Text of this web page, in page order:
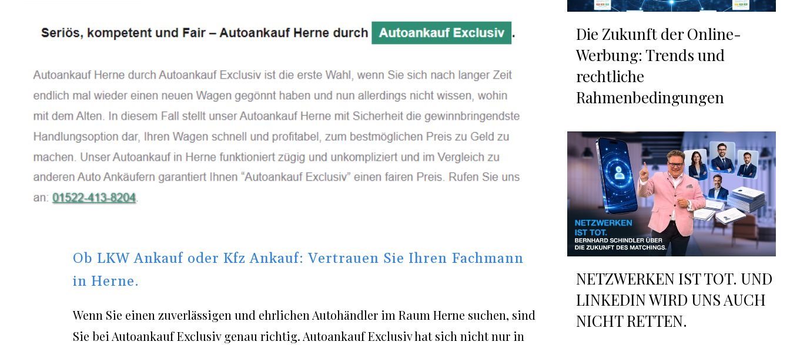
Ob LKW Ankauf oder Kfz Ankauf: Vertrauen Sie Ihren Fachmann
in Herne.
Wenn Sie einen zuverlässigen und ehrlichen Autohändler im Raum Herne suchen, sind
Sie bei Autoankauf Exclusiv genau richtig. Autoankauf Exclusiv hat sich nicht nur in
Die Zukunft der Online-
Werbung: Trends und
rechtliche
Rahmenbedingungen
NETZWERKEN IST TOT. UND
LINKEDIN WIRD UNS AUCH
NICHT RETTEN.